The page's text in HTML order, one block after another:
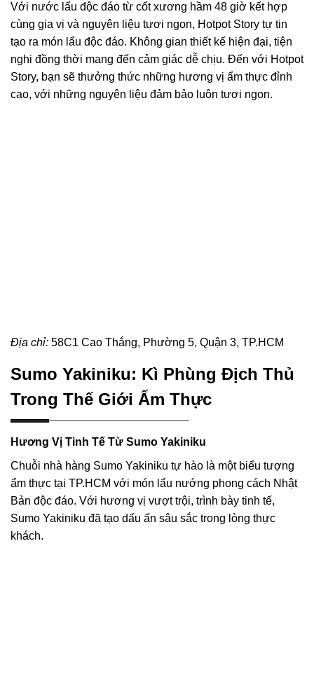
Với nước lẩu độc đáo từ cốt xương hầm 48 giờ kết hợp
cùng gia vị và nguyên liệu tươi ngon, Hotpot Story tự tin
tạo ra món lẩu độc đáo. Không gian thiết kế hiện đại, tiện
nghi đồng thời mang đến cảm giác dễ chịu. Đến với Hotpot
Story, bạn sẽ thưởng thức những hương vị ẩm thực đỉnh
cao, với những nguyên liệu đảm bảo luôn tươi ngon.
Địa chỉ: 58C1 Cao Thắng, Phường 5, Quận 3, TP.HCM
Sumo Yakiniku: Kì Phùng Địch Thủ
Trong Thế Giới Ẩm Thực
Hương Vị Tinh Tế Từ Sumo Yakiniku
Chuỗi nhà hàng Sumo Yakiniku tự hào là một biểu tượng
ẩm thực tại TP.HCM với món lẩu nướng phong cách Nhật
Bản độc đáo. Với hương vị vượt trội, trình bày tinh tế,
Sumo Yakiniku đã tạo dấu ấn sâu sắc trong lòng thực
khách.